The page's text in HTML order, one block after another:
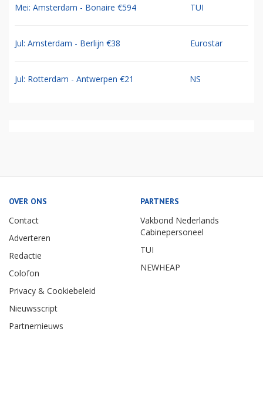
Mei: Amsterdam - Bonaire €594 TUI
Jul: Amsterdam - Berlijn €38 Eurostar
Jul: Rotterdam - Antwerpen €21 NS
OVER ONS
Contact
Adverteren
Redactie
Colofon
Privacy & Cookiebeleid
Nieuwsscript
Partnernieuws
PARTNERS
Vakbond Nederlands
Cabinepersoneel
TUI
NEWHEAP